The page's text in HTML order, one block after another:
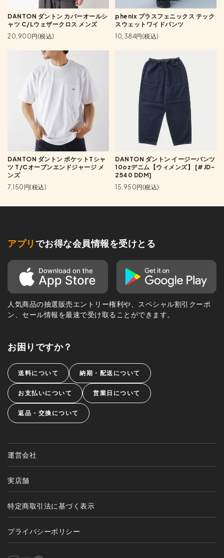
DANTON ダントン カバーオールシ
ャツ C/Lウェザークロス メンズ
20,900円(税込)
phenix プラスフェニックス テック
スウェットワイドパンツ
10,384円(税込)
DANTON ダントン ポケットTシャ
ツ T/Cオープンエンドジャージ メ
ンズ
7,150円(税込)
DANTON ダントン イージーパンツ
10ozデニム【ウィメンズ】 [#JD-
2540 DDM]
15,950円(税込)
アプリ でお得な会員情報を受けとる
人気商品の抽選販売エントリー権利や、スペシャル割引クーポ
ン、セール情報を最速で受け取ることができます。
お困りですか？
送料について 納期・配送について
お支払いについて 営業日について
返品・交換について
運営会社
実店舗
特定商取引法に基づく表示
プライバシーポリシー